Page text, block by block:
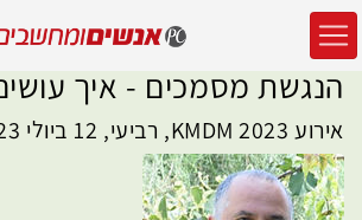
הנגשת מסמכים - איך
אירוע KMDM 2023, רביעי, 12 ביולי 2023, 11:40